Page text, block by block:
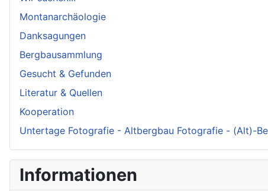
Montanarchäologie
Danksagungen
Bergbausammlung
Gesucht & Gefunden
Literatur & Quellen
Kooperation
Untertage Fotografie - Altbergbau Fotografie - (Alt)-
Informationen